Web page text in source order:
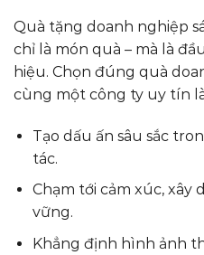
Quà tặng doanh nghiệp
chỉ là món quà – mà là
hiệu. Chọn đúng quà
cùng một công ty uy tín
Tạo dấu ấn sâu sắc
tác.
Chạm tới cảm xúc, xây
vững.
Khẳng định hình ảnh